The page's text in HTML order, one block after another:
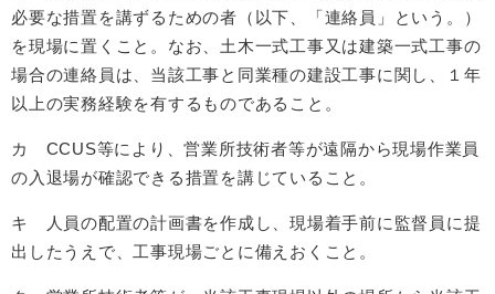
必要な措置を講ずるための者（以下、「連絡員」という。）
を現場に置くこと。なお、土木一式工事又は建築一式工事の
場合の連絡員は、当該工事と同業種の建設工事に関し、１年
以上の実務経験を有するものであること。
カ CCUS等により、営業所技術者等が遠隔から現場作業員
の入退場が確認できる措置を講じていること。
キ 人員の配置の計画書を作成し、現場着手前に監督員に提
出したうえで、工事現場ごとに備えおくこと。